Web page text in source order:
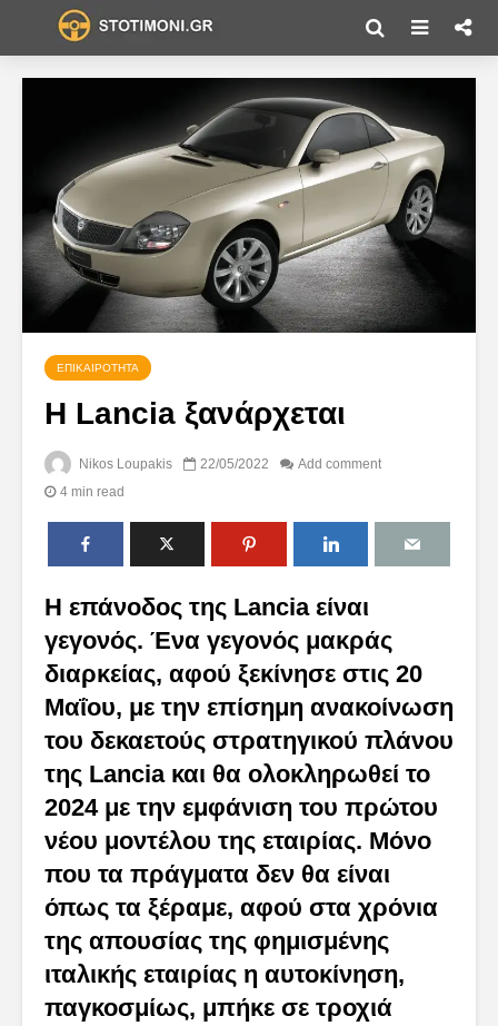
ΕΠΙΚΑΙΡΌΤΗΤΑ
Η Lancia ξανάρχεται
Nikos Loupakis 22/05/2022
Add comment
4 min read
Η επάνοδος της Lancia είναι
γεγονός. Ένα γεγονός μακράς
διαρκείας, αφού ξεκίνησε στις 20
Μαΐου, με την επίσημη ανακοίνωση
του δεκαετούς στρατηγικού πλάνου
της Lancia και θα ολοκληρωθεί το
2024 με την εμφάνιση του πρώτου
νέου μοντέλου της εταιρίας. Μόνο
που τα πράγματα δεν θα είναι
όπως τα ξέραμε, αφού στα χρόνια
της απουσίας της φημισμένης
ιταλικής εταιρίας η αυτοκίνηση,
παγκοσμίως, μπήκε σε τροχιά